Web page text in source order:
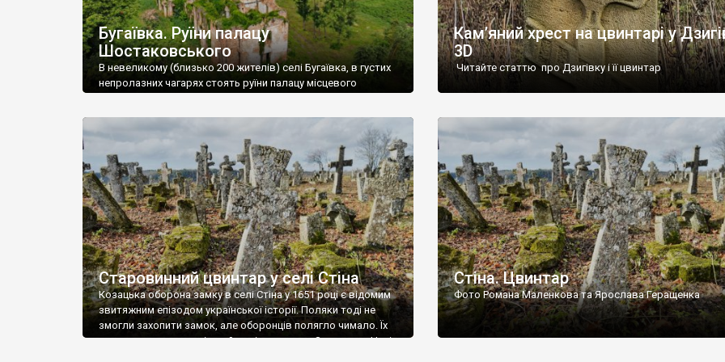
Бугаївка. Руїни палацу
Шостаковського
В невеликому (близько 200 жителів) селі Бугаївка, в густих
непролазних чагарях стоять руїни палацу місцевого
потім клуб, ще пізніше – гуртожиток. У 60-х роках минулого
століття тут розмістили туберкульозну лікарню. Коли із
палацу виїхала лікарня – ми точно не […]
Кам’яний хрест на цвинтарі у
3D
Читайте статтю про Дзигівку і її цвинтар
Старовинний цвинтар у селі Стіна
Козацька оборона замку в селі Стіна у 1651 році є відомим
звитяжним епізодом української історії. Поляки тоді не
змогли захопити замок, але оборонців полягло чимало. Їх
поховали на цвинтарі, який тоді називався Замковим. Нині
Стіна. Цвинтар
Фото Романа Маленкова та Ярослава Геращенка